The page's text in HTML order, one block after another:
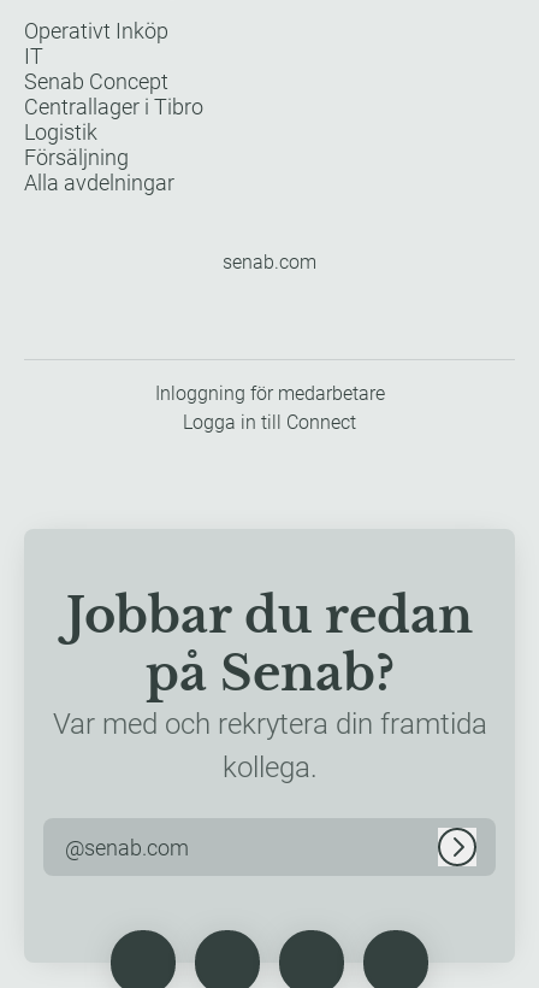
Operativt Inköp
IT
Senab Concept
Centrallager i Tibro
Logistik
Försäljning
Alla avdelningar
senab.com
Inloggning för medarbetare
Logga in till Connect
Jobbar du redan
på Senab?
Var med och rekrytera din framtida
kollega.
@senab.com Logga in